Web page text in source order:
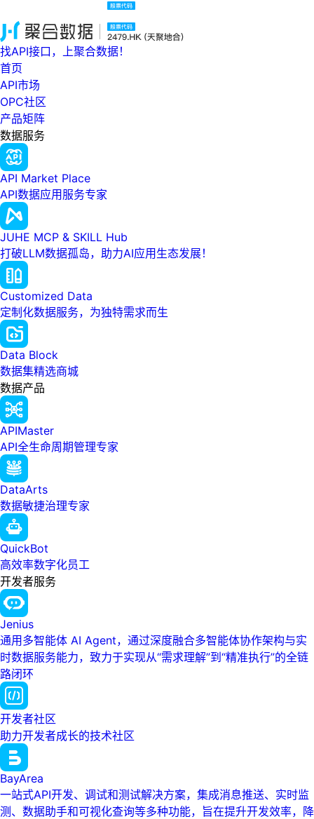
找API接口，上聚合数据！
首页
API市场
OPC社区
产品矩阵
数据服务
API Market Place
API数据应用服务专家
JUHE MCP & SKILL Hub
打破LLM数据孤岛，助力AI应用生态发展！
Customized Data
定制化数据服务，为独特需求而生
Data Block
数据集精选商城
数据产品
APIMaster
API全生命周期管理专家
DataArts
数据敏捷治理专家
QuickBot
高效率数字化员工
开发者服务
Jenius
通用多智能体 AI Agent，通过深度融合多智能体协作架构与实
时数据服务能力，致力于实现从“需求理解”到“精准执行”的全链
路闭环
开发者社区
助力开发者成长的技术社区
BayArea
一站式API开发、调试和测试解决方案，集成消息推送、实时监
测、数据助手和可视化查询等多种功能，旨在提升开发效率，降